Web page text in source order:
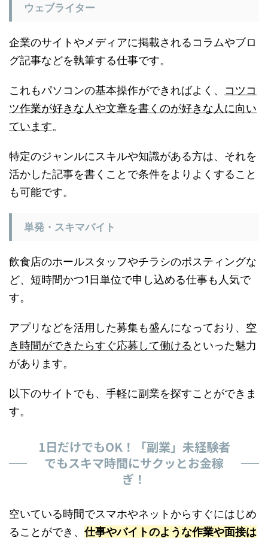
ウェブライター
企業のサイトやメディアに掲載されるコラムやブロ
グ記事などを執筆する仕事です。
これもパソコンの基本操作ができればよく、 コツコ
ツ作業が好きな人や文章を書くのが好きな人に向い
ています。
特定のジャンルにスキルや知識がある方は、それを
活かした記事を書くことで条件をよりよくすること
も可能です。
単発・スキマバイト
飲食店のホールスタッフやチラシのポスティングな
ど、短時間かつ1日単位で申し込める仕事も人気で
す。
アプリなどを活用した募集も盛んになっており、 空
き時間ができたらすぐ応募して働ける といった魅力
があります。
以下のサイトでも、手軽に副業を探すことができま
す。
1日だけでもOK！「副業」未経験者
でもスキマ時間にサクッとお金稼
ぎ！
空いている時間でスマホやネットからすぐにはじめ
ることができ、仕事やバイトのような作業や面接は